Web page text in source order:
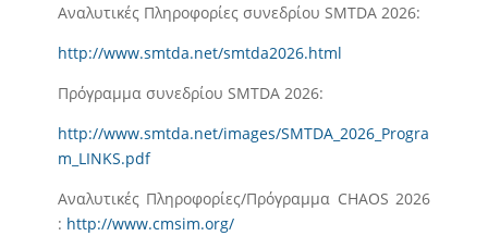
Αναλυτικές Πληροφορίες συνεδρίου SMTDA 2026:
http://www.smtda.net/smtda2026.html
Πρόγραμμα συνεδρίου SMTDA 2026:
http://www.smtda.net/images/SMTDA_2026_Progra
m_LINKS.pdf
Αναλυτικές Πληροφορίες/Πρόγραμμα CHAOS 2026
: http://www.cmsim.org/